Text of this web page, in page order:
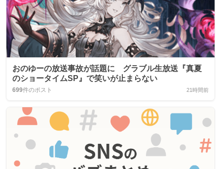
おのゆーの放送事故が話題に グラブル生放送『真夏
のショータイムSP』で笑いが止まらない
699件のポスト 21時間前